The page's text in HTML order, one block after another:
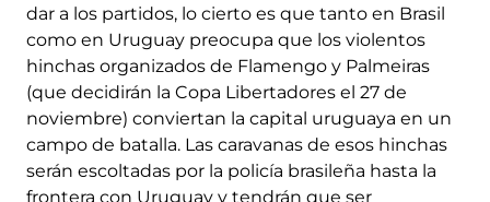
dar a los partidos, lo cierto es que tanto en Brasil
como en Uruguay preocupa que los violentos
hinchas organizados de Flamengo y Palmeiras
(que decidirán la Copa Libertadores el 27 de
noviembre) conviertan la capital uruguaya en un
campo de batalla. Las caravanas de esos hinchas
serán escoltadas por la policía brasileña hasta la
frontera con Uruguay y tendrán que ser